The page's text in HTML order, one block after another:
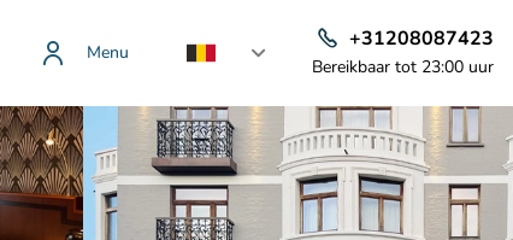
Menu
+31208087423
Bereikbaar tot 23:00 uur